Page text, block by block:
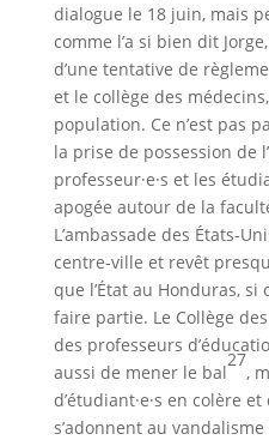
dialogue le 18 juin, mais
comme l’a si bien dit
d’une tentative de
et le collège des
population. Ce n’est pas
la prise de possession de
professeur·e·s et les
apogée autour de la
L’ambassade des États-
centre-ville et revêt
que l’État au Honduras, si
faire partie. Le Collège
des professeurs
aussi de mener le bal
27
,
d’étudiant·e·s en colère
s’adonnent au